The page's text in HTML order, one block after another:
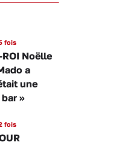
fois
ROI Noëlle
a
une
»
fois